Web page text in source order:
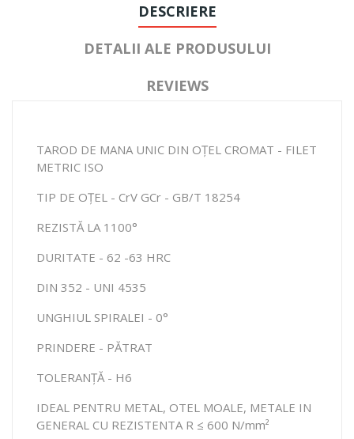
DESCRIERE
DETALII ALE PRODUSULUI
REVIEWS
TAROD DE MANA UNIC DIN OȚEL CROMAT - FILET
METRIC ISO
TIP DE OȚEL - CrV GCr - GB/T 18254
REZISTĂ LA 1100°
DURITATE - 62 -63 HRC
DIN 352 - UNI 4535
UNGHIUL SPIRALEI - 0°
PRINDERE - PĂTRAT
TOLERANȚĂ - H6
IDEAL PENTRU METAL, OTEL MOALE, METALE IN
GENERAL CU REZISTENTA R ≤ 600 N/mm²